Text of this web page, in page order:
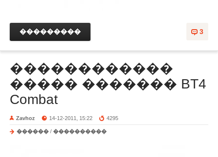
3
���������
������������
����� ������� BT4
Combat
Zavhoz 14-12-2011, 15:22 4295
������ / ����������